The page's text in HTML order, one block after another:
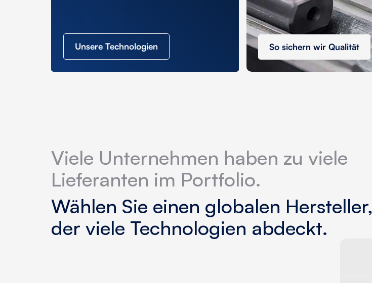
Unsere Technologien So sichern wir Qualität
Viele Unternehmen haben zu viele
Lieferanten im Portfolio.
Wählen Sie einen globalen Hersteller,
der viele Technologien abdeckt.